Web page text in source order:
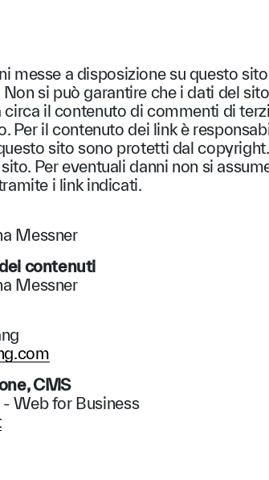
messe a disposizione su questo
si può garantire che i dati del
circa il contenuto di commenti di
Per il contenuto dei link è
sito sono protetti dal
Per eventuali danni non si
i link indicati.
Messner
contenuti
Messner
CMS
Web for Business